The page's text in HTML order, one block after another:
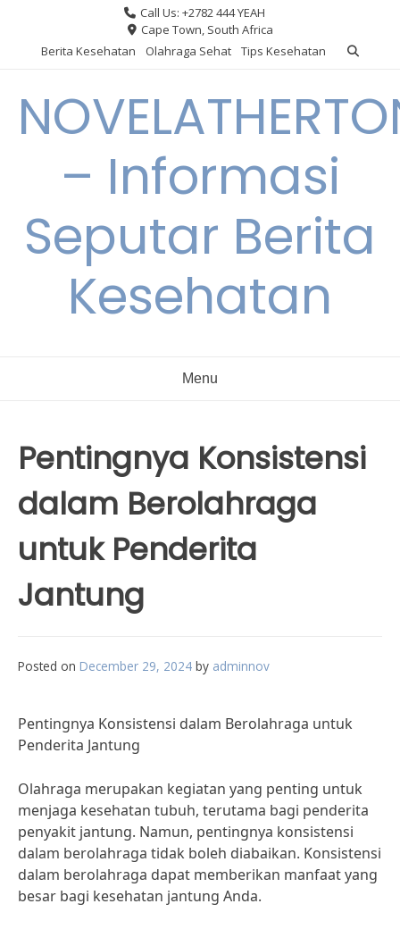
content
Call Us: +2782 444 YEAH
Cape Town, South Africa
Berita Kesehatan
Olahraga Sehat Tips Kesehatan
– Informasi
Seputar Berita
Kesehatan
Menu
Pentingnya Konsistensi
dalam Berolahraga
untuk Penderita
Jantung
Posted on December 29, 2024 by adminnov
Pentingnya Konsistensi dalam Berolahraga untuk
Penderita Jantung
Olahraga merupakan kegiatan yang penting untuk
menjaga kesehatan tubuh, terutama bagi penderita
penyakit jantung. Namun, pentingnya konsistensi
dalam berolahraga tidak boleh diabaikan. Konsistensi
dalam berolahraga dapat memberikan manfaat yang
besar bagi kesehatan jantung Anda.